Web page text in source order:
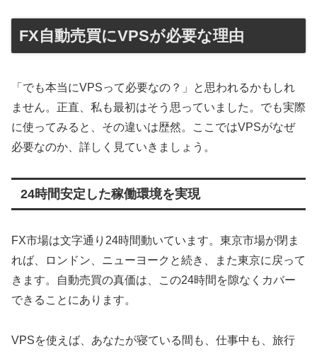
FX自動売買にVPSが必要な理由
「でも本当にVPSって必要なの？」と思われるかもしれ
ません。正直、私も最初はそう思っていました。でも実際
に使ってみると、その違いは歴然。ここではVPSがなぜ
必要なのか、詳しく見ていきましょう。
24時間安定した稼働環境を実現
FX市場は文字通り24時間動いています。東京市場が閉ま
れば、ロンドン、ニューヨークと続き、また東京に戻って
きます。自動売買の真価は、この24時間を隙なくカバー
できることにあります。
VPSを使えば、あなたが寝ている間も、仕事中も、旅行